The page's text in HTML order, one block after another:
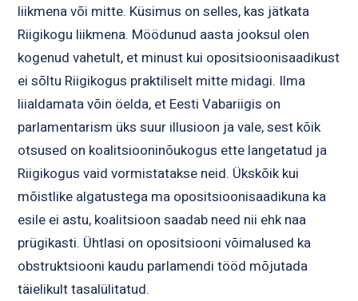
liikmena või mitte. Küsimus on selles, kas jätkata
Riigikogu liikmena. Möödunud aasta jooksul olen
kogenud vahetult, et minust kui opositsioonisaadikust
ei sõltu Riigikogus praktiliselt mitte midagi. Ilma
liialdamata võin öelda, et Eesti Vabariigis on
parlamentarism üks suur illusioon ja vale, sest kõik
otsused on koalitsiooninõukogus ette langetatud ja
Riigikogus vaid vormistatakse neid. Ükskõik kui
mõistlike algatustega ma opositsioonisaadikuna ka
esile ei astu, koalitsioon saadab need nii ehk naa
prügikasti. Ühtlasi on opositsiooni võimalused ka
obstruktsiooni kaudu parlamendi tööd mõjutada
täielikult tasalülitatud.